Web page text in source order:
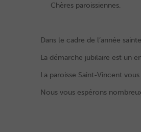
Chères paroissiennes,
Dans le cadre de l’année
La démarche jubilaire est un
La paroisse Saint-Vincent
Nous vous espérons